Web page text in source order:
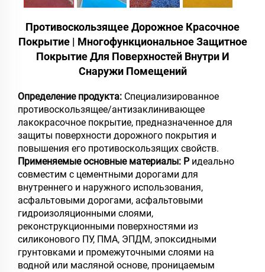
Противоскользящее Дорожное Красочное
Покрытие | Многофункциональное Защитное
Покрытие Для Поверхностей Внутри И
Снаружи Помещений
Определение продукта: Специализированное
противоскользящее/антизаклинивающее
лакокрасочное покрытие, предназначенное для
защиты поверхности дорожного покрытия и
повышения его противоскользящих свойств.
Применяемые основные материалы: P идеально
совместим с цементными дорогами для
внутреннего и наружного использования,
асфальтовыми дорогами, асфальтовыми
гидроизоляционными слоями,
реконструкционными поверхностями из
силиконового ПУ, ПМА, ЭПДМ, эпоксидными
грунтовками и промежуточными слоями на
водной или масляной основе, проницаемым